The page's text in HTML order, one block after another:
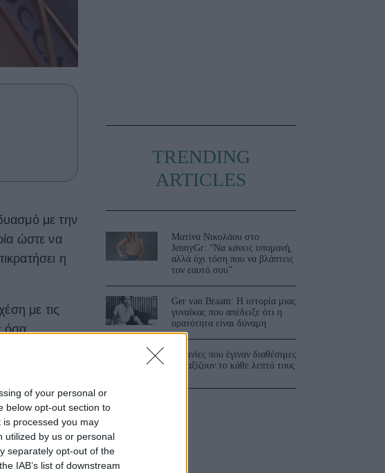
of your personal or
below opt-out section to
processed you may
utilized by us or personal
separately opt-out of the
IAB’s list of downstream
με την
ώστε να
η
με τις
όσα
TRENDING
ARTICLES
Ματίνα Νικολάου στο
JennyGr: “Να κάνεις υπομονή,
αλλά όχι τόση που να βλάπτεις
τον εαυτό σου”
Ger van Braam: Η ιστορία μιας
γυναίκας που απέδειξε ότι η
ορατότητα είναι δύναμη
3 ταινίες που έγιναν διαθέσιμες
και αξίζουν το κάθε λεπτό τους